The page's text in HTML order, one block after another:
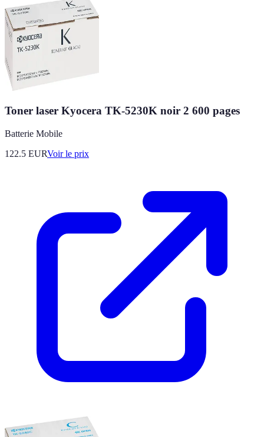
Toner laser Kyocera TK-5230K noir 2 600 pages
Batterie Mobile
122.5 EURVoir le prix